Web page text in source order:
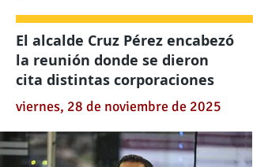
El alcalde Cruz Pérez encabezó
la reunión donde se dieron
cita distintas corporaciones
viernes, 28 de noviembre de 2025